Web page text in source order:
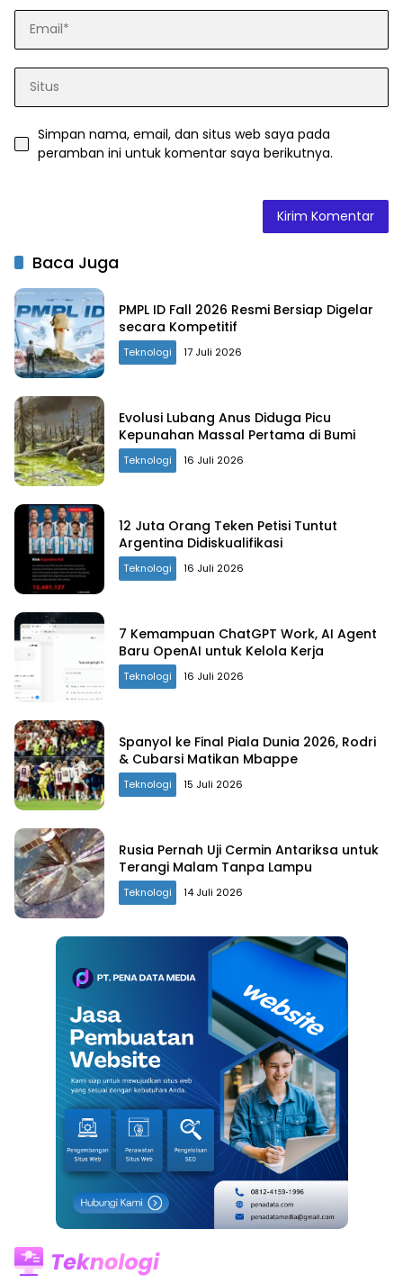
Simpan nama, email, dan situs web saya pada
peramban ini untuk komentar saya berikutnya.
Baca Juga
PMPL ID Fall 2026 Resmi Bersiap Digelar
secara Kompetitif
Teknologi 17 Juli 2026
Evolusi Lubang Anus Diduga Picu
Kepunahan Massal Pertama di Bumi
Teknologi 16 Juli 2026
12 Juta Orang Teken Petisi Tuntut
Argentina Didiskualifikasi
Teknologi 16 Juli 2026
7 Kemampuan ChatGPT Work, AI Agent
Baru OpenAI untuk Kelola Kerja
Teknologi 16 Juli 2026
Spanyol ke Final Piala Dunia 2026, Rodri
& Cubarsi Matikan Mbappe
Teknologi 15 Juli 2026
Rusia Pernah Uji Cermin Antariksa untuk
Terangi Malam Tanpa Lampu
Teknologi 14 Juli 2026